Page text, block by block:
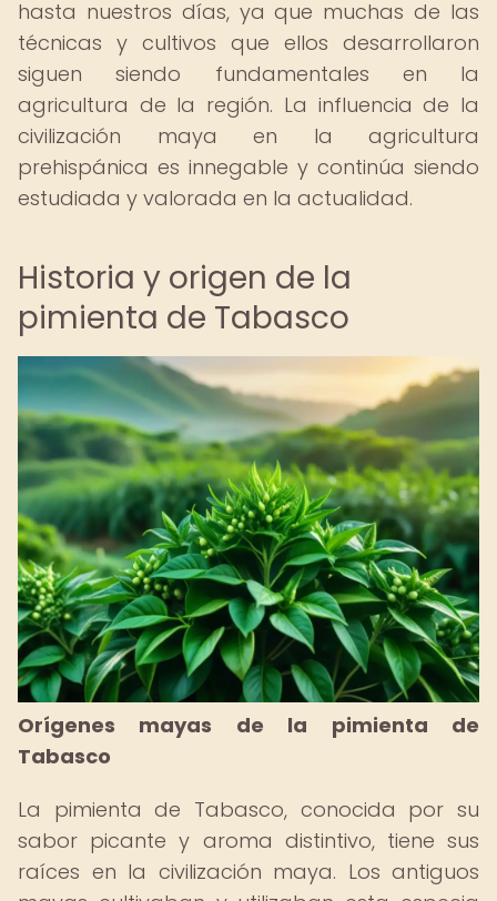
hasta nuestros días, ya que muchas de las
técnicas y cultivos que ellos desarrollaron
siguen siendo fundamentales en la
agricultura de la región. La influencia de la
civilización maya en la agricultura
prehispánica es innegable y continúa siendo
estudiada y valorada en la actualidad.
Historia y origen de la
pimienta de Tabasco
Orígenes mayas de la pimienta de
Tabasco
La pimienta de Tabasco, conocida por su
sabor picante y aroma distintivo, tiene sus
raíces en la civilización maya. Los antiguos